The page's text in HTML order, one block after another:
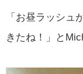
「お昼ラッシュ
きたね！」と